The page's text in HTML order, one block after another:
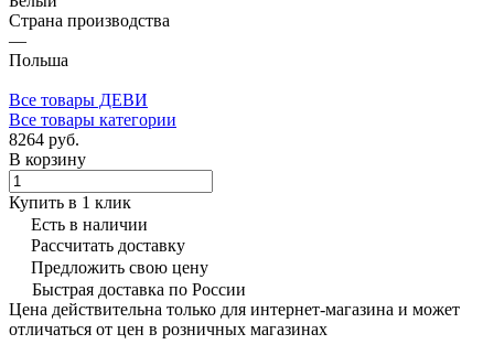
Страна производства
—
Польша
Все товары ДЕВИ
Все товары категории
8264 руб.
В корзину
Купить в 1 клик
Есть в наличии
Рассчитать доставку
Предложить свою цену
Быстрая доставка по России
Цена действительна только для интернет-магазина и может
отличаться от цен в розничных магазинах